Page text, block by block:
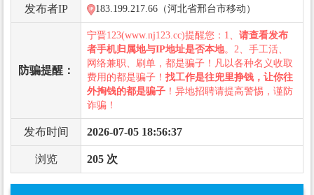
发布者IP 183.199.217.66（河北省邢台市移动）
防骗提醒：
宁晋123(www.nj123.cc)提醒您：1、 请查看发布
者手机归属地与IP地址是否本地。2、手工活、
网络兼职、刷单，都是骗子！凡以各种名义收取
费用的都是骗子！ 找工作是往兜里挣钱，让你往
外掏钱的都是骗子 ！异地招聘请提高警惕，谨防
诈骗！
发布时间 2026-07-05 18:56:37
浏览 205 次